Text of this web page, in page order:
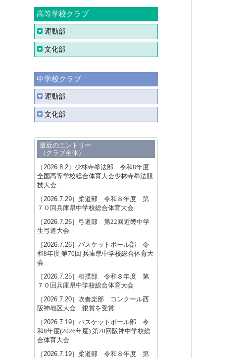
高等学校クラブ
運動部
文化部
中学校クラブ
運動部
文化部
最近のエントリー
（クラブ全体）
［2026.8.2］ 少林寺拳法部 令和8年度
全国高等学校総合体育大会少林寺拳法競
技大会
［2026.7.29］ 柔道部 令和８年度 第
７０回兵庫県中学校総合体育大会
［2026.7.26］ 弓道部 第22回近畿中学
生弓道大会
［2026.7.26］ バスケットボール部 令
和8年度 第70回 兵庫県中学校総合体育大
会
［2026.7.25］ 相撲部 令和８年度 第
７０回兵庫県中学校総合体育大会
［2026.7.20］ 吹奏楽部 コンクール西
阪神地区大会 銀賞を受賞
［2026.7.19］ バスケットボール部 令
和8年度(2026年度) 第70回阪神中学校総
合体育大会
［2026.7.19］ 柔道部 令和８年度 第